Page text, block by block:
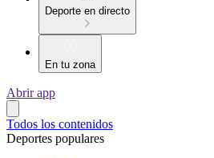
Deporte en directo
En tu zona
Abrir app
Todos los contenidos
Deportes populares